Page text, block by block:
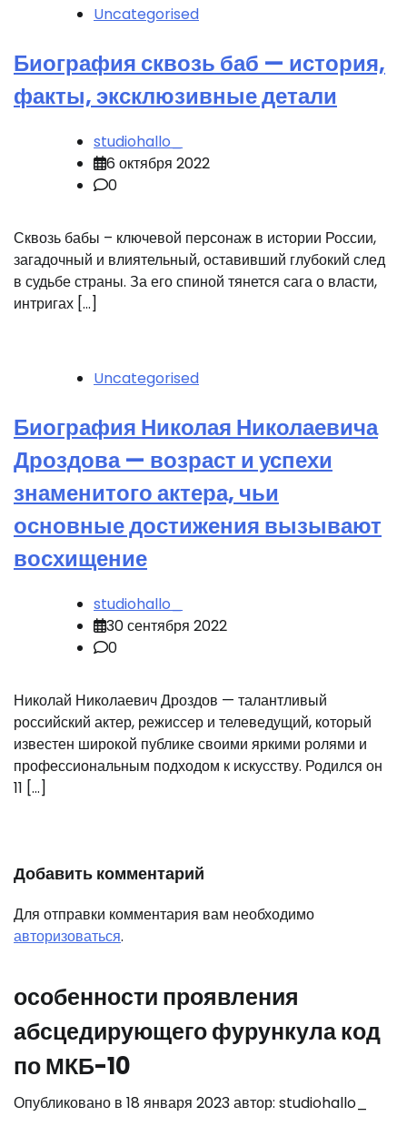
Uncategorised
Биография сквозь баб — история,
факты, эксклюзивные детали
studiohallo_
6 октября 2022
0
Сквозь бабы – ключевой персонаж в истории России,
загадочный и влиятельный, оставивший глубокий след
в судьбе страны. За его спиной тянется сага о власти,
интригах […]
Uncategorised
Биография Николая Николаевича
Дроздова — возраст и успехи
знаменитого актера, чьи
основные достижения вызывают
восхищение
studiohallo_
30 сентября 2022
0
Николай Николаевич Дроздов — талантливый
российский актер, режиссер и телеведущий, который
известен широкой публике своими яркими ролями и
профессиональным подходом к искусству. Родился он
11 […]
Добавить комментарий
Для отправки комментария вам необходимо
авторизоваться.
особенности проявления
абсцедирующего фурункула код
по МКБ-10
Опубликовано в 18 января 2023автор: studiohallo_